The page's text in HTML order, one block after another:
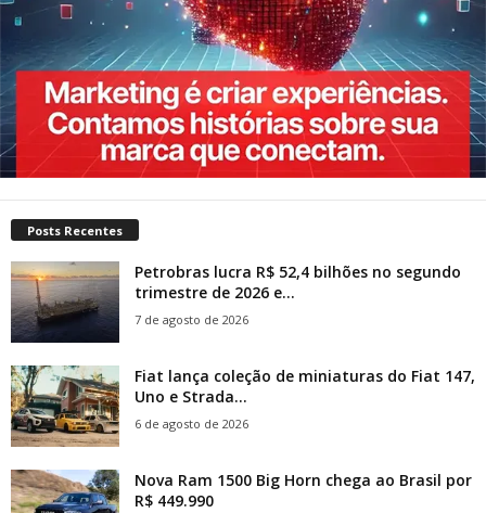
Posts Recentes
Petrobras lucra R$ 52,4 bilhões no segundo
trimestre de 2026 e...
7 de agosto de 2026
Fiat lança coleção de miniaturas do Fiat 147,
Uno e Strada...
6 de agosto de 2026
Nova Ram 1500 Big Horn chega ao Brasil por
R$ 449.990